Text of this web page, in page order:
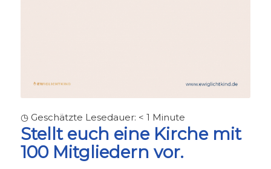
◷ Geschätzte Lesedauer: < 1 Minute
Stellt euch eine Kirche mit
100 Mitgliedern vor.